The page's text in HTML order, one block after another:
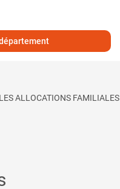
ALLOCATIONS FAMILIALES